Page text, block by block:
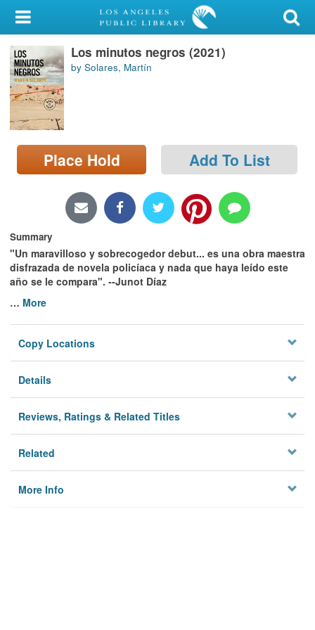
My Account
Library Card
Sign In
Search
Locations/Hours (external
page)
Los minutos negros (2021)
by Solares, Martín
Place Hold Add To List
Summary
"Un maravilloso y sobrecogedor debut... es una obra maestra
disfrazada de novela policíaca y nada que haya leído este
año se le compara". --Junot Díaz
… More
Copy Locations
Details
Reviews, Ratings & Related Titles
Related
More Info